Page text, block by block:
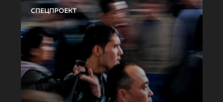
СПЕЦПРОЕКТ